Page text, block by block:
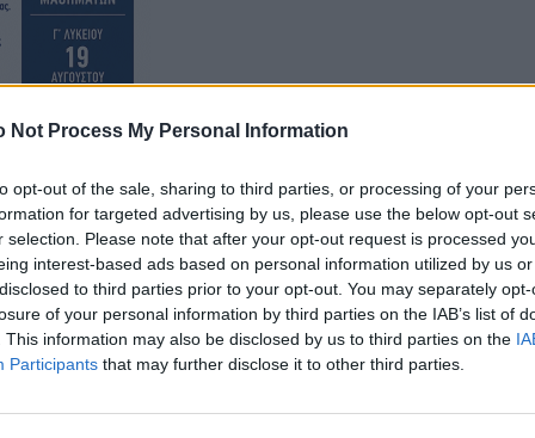
Not Process My Personal Information
opt-out of the sale, sharing to third parties, or processing of your
for targeted advertising by us, please use the below opt-out
selection. Please note that after your opt-out request is processed
interest-based ads based on personal information utilized by us
to third parties prior to your opt-out. You may separately
of your personal information by third parties on the IAB’s list of
This information may also be disclosed by us to third parties on the
Participants that may further disclose it to other third parties.